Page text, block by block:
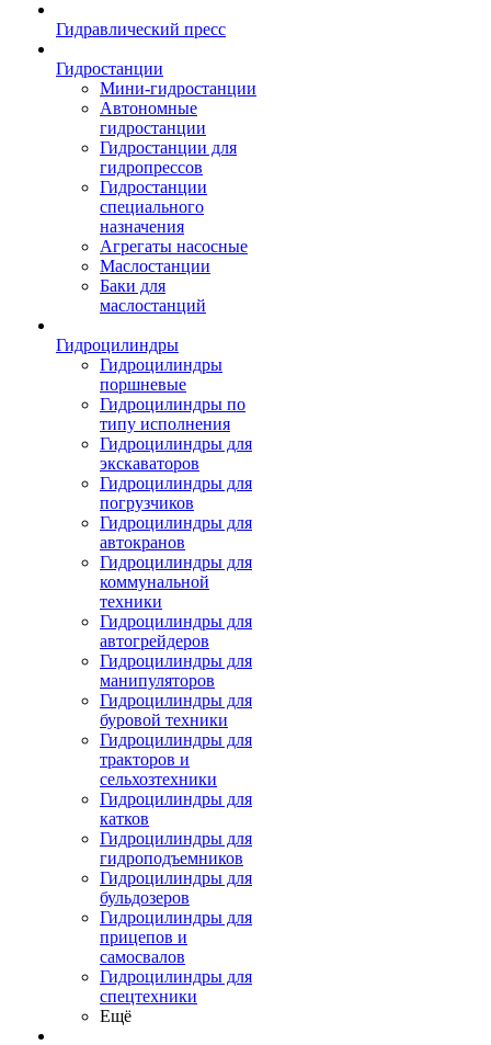
Гидравлический пресс
Гидростанции
Мини-гидростанции
Автономные
гидростанции
Гидростанции для
гидропрессов
Гидростанции
специального
назначения
Агрегаты насосные
Маслостанции
Баки для
маслостанций
Гидроцилиндры
Гидроцилиндры
поршневые
Гидроцилиндры по
типу исполнения
Гидроцилиндры для
экскаваторов
Гидроцилиндры для
погрузчиков
Гидроцилиндры для
автокранов
Гидроцилиндры для
коммунальной
техники
Гидроцилиндры для
автогрейдеров
Гидроцилиндры для
манипуляторов
Гидроцилиндры для
буровой техники
Гидроцилиндры для
тракторов и
сельхозтехники
Гидроцилиндры для
катков
Гидроцилиндры для
гидроподъемников
Гидроцилиндры для
бульдозеров
Гидроцилиндры для
прицепов и
самосвалов
Гидроцилиндры для
спецтехники
Ещё